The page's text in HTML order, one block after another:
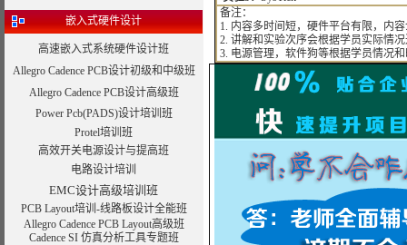
嵌入式硬件设计
高速嵌入式系统硬件设计班
Allegro Cadence PCB设计初级和中级班
Allegro Cadence PCB设计高级班
Power Pcb(PADS)设计培训班
Protel培训班
高效开关电源设计与提高班
电路设计培训
EMC设计高级培训班
PCB Layout培训-线路板设计全能班
Allegro Cadence PCB Layout高级班
Cadence SI 仿真分析工具专题班
备注：
1. 内容多时间短，硬件平台有限，内
2. 讲解和实验次序会根据学员实际情
3. 电源管理，软件狗等根据学员情况